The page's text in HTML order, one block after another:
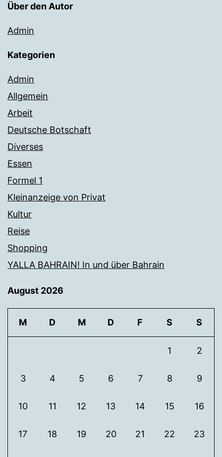
Über den Autor
Admin
Kategorien
Admin
Allgemein
Arbeit
Deutsche Botschaft
Diverses
Essen
Formel 1
Kleinanzeige von Privat
Kultur
Reise
Shopping
YALLA BAHRAIN! In und über Bahrain
August 2026
M D M D F S S
1 2
3 4 5 6 7 8 9
10 11 12 13 14 15 16
17 18 19 20 21 22 23